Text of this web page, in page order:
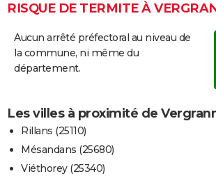
RISQUE DE TERMITE À
Aucun arrêté préfectoral au niveau de
la commune, ni même du
département.
Les villes à proximité de
Rillans (25110)
Mésandans (25680)
Viéthorey (25340)